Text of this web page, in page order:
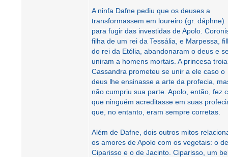
A ninfa Dafne pediu que os deuses a
transformassem em loureiro (gr. dáphne)
para fugir das investidas de Apolo.
filha de um rei da Tessália, e Marpessa,
do rei da Etólia, abandonaram o deus e
uniram a homens mortais. A princesa
Cassandra prometeu se unir a ele caso o
deus lhe ensinasse a arte da profecia,
não cumpriu sua parte. Apolo, então, fez
que ninguém acreditasse em suas
que, no entanto, eram sempre corretas.
Além de Dafne, dois outros mitos
os amores de Apolo com os vegetais: o de
Ciparisso e o de Jacinto. Ciparisso, um